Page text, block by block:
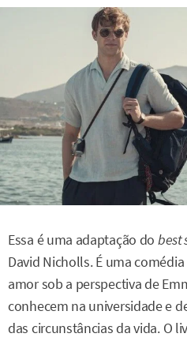
Essa é uma adaptação do best
David Nicholls. É uma
amor sob a perspectiva de
conhecem na universidade e
das circunstâncias da vida. O